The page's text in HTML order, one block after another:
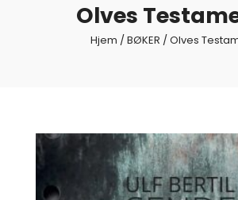
Olves
Hjem /BØKER / Olves